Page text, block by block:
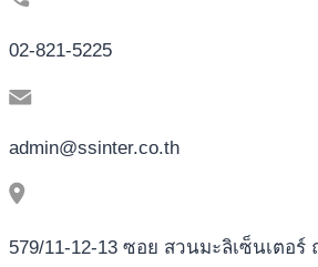
02-821-5225
admin@ssinter.co.th
579/11-12-13 ซอย สวนมะลิเซ็นเตอร์